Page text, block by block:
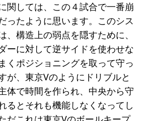
関しては、この４試合で一番崩
ったように思います。このシス
、構造上の弱点を隠すために、
ーに対して逆サイドを使わせな
くポジショニングを取って守っ
が、東京Vのようにドリブルと
体で時間を作られ、中央から守
るとそれも機能しなくなってし